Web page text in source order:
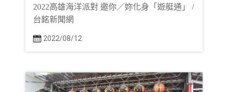
2022高雄海洋派對 邀你／妳化身「遊艇通」 /
台銘新聞網
2022/08/12